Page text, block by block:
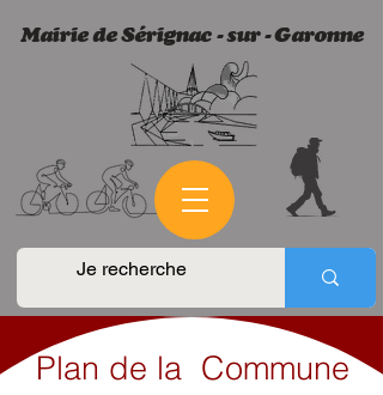
​Mairie de Sérignac - sur - Garonne
Plan de la Commune